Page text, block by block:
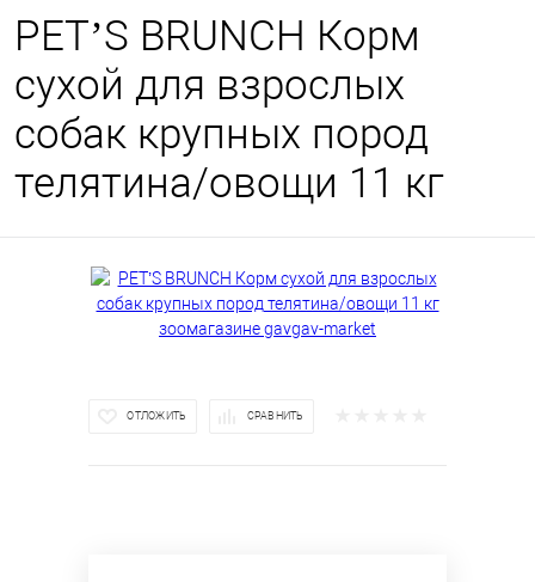
PET’S BRUNCH Корм
сухой для взрослых
собак крупных пород
телятина/овощи 11 кг
ОТЛОЖИТЬ СРАВНИТЬ